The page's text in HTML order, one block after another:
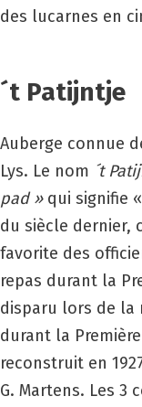
des lucarnes en
´t Patijntje
Auberge connue
Lys. Le nom ´t
pad »qui signifie
du siècle dernier,
favorite des
repas durant la
disparu lors de la
durant la
reconstruit en
G. Martens. Les